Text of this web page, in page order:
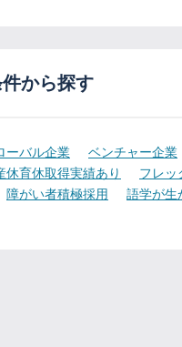
から探す
ーバル企業 ベンチャー企業
休育休取得実績あり フレッ
障がい者積極採用 語学が生